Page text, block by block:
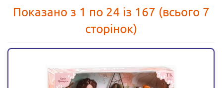
Показано з 1 по 24 із 167 (всього 7
сторінок)